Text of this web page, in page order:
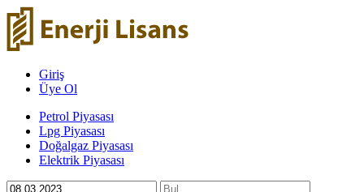
Giriş
Üye Ol
Petrol Piyasası
Lpg Piyasası
Doğalgaz Piyasası
Elektrik Piyasası